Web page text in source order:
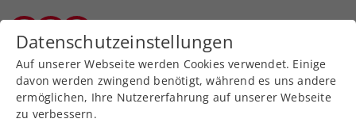
Zurück zur Newsübersicht
ATP
Datenschutzeinstellungen
Auf unserer Webseite werden Cookies verwendet. Einige
davon werden zwingend benötigt, während es uns andere
ermöglichen, Ihre Nutzererfahrung auf unserer Webseite
zu verbessern.